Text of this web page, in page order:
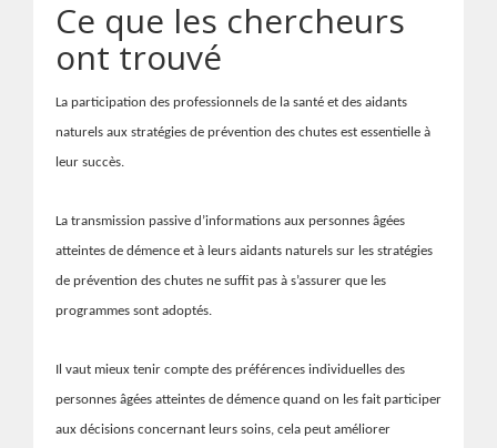
Ce que les chercheurs
ont trouvé
La participation des professionnels de la santé et des aidants
naturels aux stratégies de prévention des chutes est essentielle à
leur succès.
La transmission passive d’informations aux personnes âgées
atteintes de démence et à leurs aidants naturels sur les stratégies
de prévention des chutes ne suffit pas à s’assurer que les
programmes sont adoptés.
Il vaut mieux tenir compte des préférences individuelles des
personnes âgées atteintes de démence quand on les fait participer
aux décisions concernant leurs soins, cela peut améliorer